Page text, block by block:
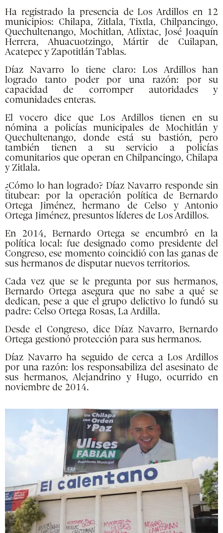
Ha registrado la presencia de Los Ardillos en 12
municipios: Chilapa, Zitlala, Tixtla, Chilpancingo,
Quechultenango, Mochitlan, Atlixtac, José Joaquín
Herrera, Ahuacuotzingo, Mártir de Cuilapan,
Acatepec y Zapotitlán Tablas.
Díaz Navarro lo tiene claro: Los Ardillos han
logrado tanto poder por una razón: por su
capacidad de corromper autoridades y
comunidades enteras.
El vocero dice que Los Ardillos tienen en su
nómina a policías municipales de Mochitlán y
Quechultenango, donde está su bastión, pero
también tienen a su servicio a policías
comunitarios que operan en Chilpancingo, Chilapa
y Zitlala.
¿Cómo lo han logrado? Díaz Navarro responde sin
titubear: por la operación política de Bernardo
Ortega Jiménez, hermano de Celso y Antonio
Ortega Jiménez, presuntos líderes de Los Ardillos.
En 2014, Bernardo Ortega se encumbró en la
política local: fue designado como presidente del
Congreso, ese momento coincidió con las ganas de
sus hermanos de disputar nuevos territorios.
Cada vez que se le pregunta por sus hermanos,
Bernardo Ortega asegura que no sabe a qué se
dedican, pese a que el grupo delictivo lo fundó su
padre: Celso Ortega Rosas, La Ardilla.
Desde el Congreso, dice Díaz Navarro, Bernardo
Ortega gestionó protección para sus hermanos.
Díaz Navarro ha seguido de cerca a Los Ardillos
por una razón: los responsabiliza del asesinato de
sus hermanos, Alejandrino y Hugo, ocurrido en
noviembre de 2014.